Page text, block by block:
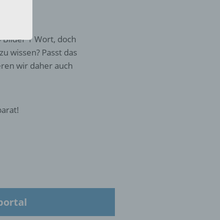
Bilder 1 Wort, doch
wissen? Passt das
wir daher auch